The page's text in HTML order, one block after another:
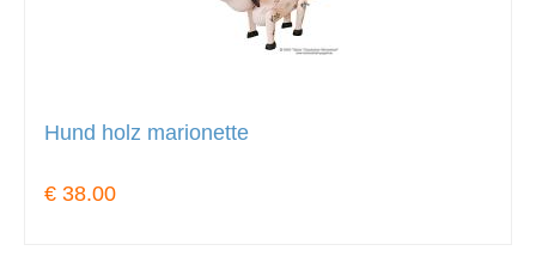
Hund holz marionette
€ 38.00